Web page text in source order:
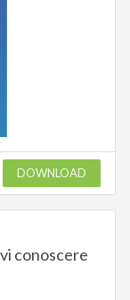
DOWNLOAD
conoscere